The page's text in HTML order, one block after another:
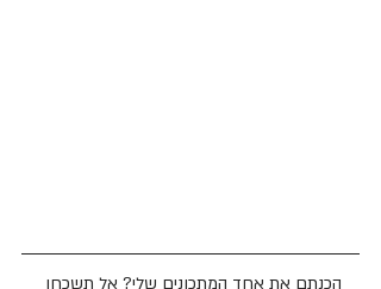
הכנתם את אחד המתכונים שלי? אל תשכחו